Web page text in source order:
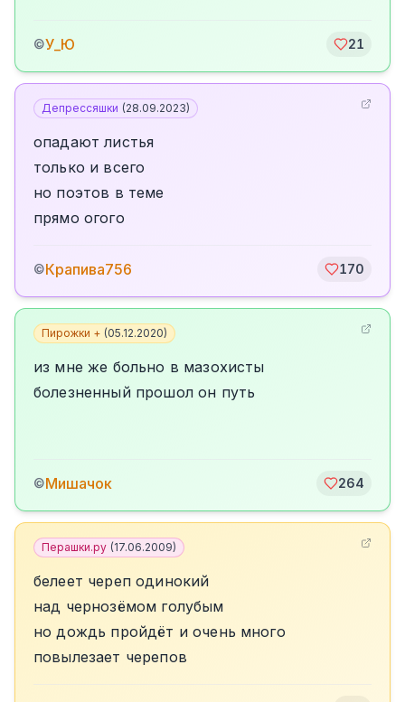
©У_Ю 21
Депрессяшки (28.09.2023)
опадают листья
только и всего
но поэтов в теме
прямо огого
©Крапива756 170
Пирожки + (05.12.2020)
из мне же больно в мазохисты
болезненный прошол он путь
©Мишачок 264
Перашки.ру (17.06.2009)
белеет череп одинокий
над чернозёмом голубым
но дождь пройдёт и очень много
повылезает черепов